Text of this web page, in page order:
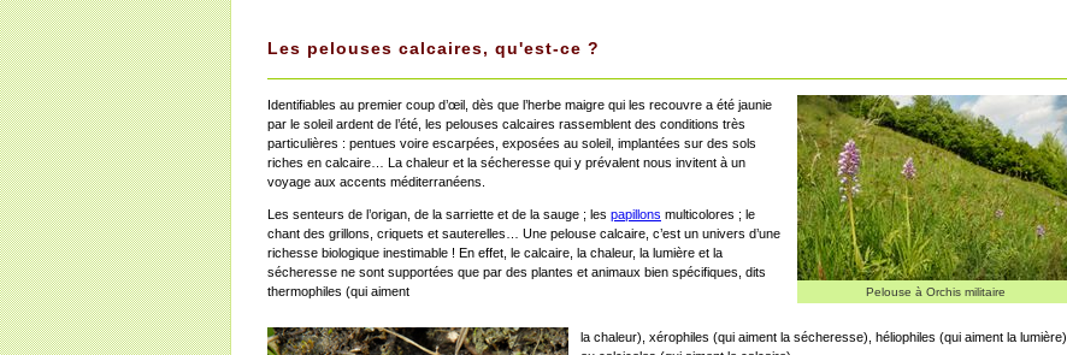
Les pelouses calcaires, qu'est-ce ?
Pelouse à Orchis militaire
Identifiables au premier coup d’œil, dès que l’herbe maigre qui les recouvre a été jaunie
par le soleil ardent de l’été, les pelouses calcaires rassemblent des conditions très
particulières : pentues voire escarpées, exposées au soleil, implantées sur des sols
riches en calcaire… La chaleur et la sécheresse qui y prévalent nous invitent à un
voyage aux accents méditerranéens.
Les senteurs de l’origan, de la sarriette et de la sauge ; les papillons multicolores ; le
chant des grillons, criquets et sauterelles… Une pelouse calcaire, c’est un univers d’une
richesse biologique inestimable ! En effet, le calcaire, la chaleur, la lumière et la
sécheresse ne sont supportées que par des plantes et animaux bien spécifiques, dits
thermophiles (qui aiment
la chaleur), xérophiles (qui aiment la sécheresse), héliophiles (qui aiment la lumière)